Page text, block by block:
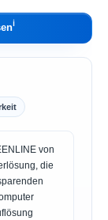
ℹ︎
von
die